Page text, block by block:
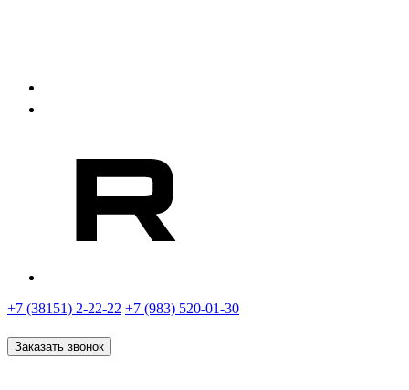
+7 (38151) 2-22-22 +7 (983) 520-01-30
Заказать звонок